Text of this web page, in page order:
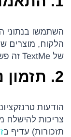
השתמשו בנתוני
הלקוח, מוצרים
של TextMe זה פשוט.
2. תזמון נכון
הודעות
צריכות להישלח
תזכורות) עדיף ב